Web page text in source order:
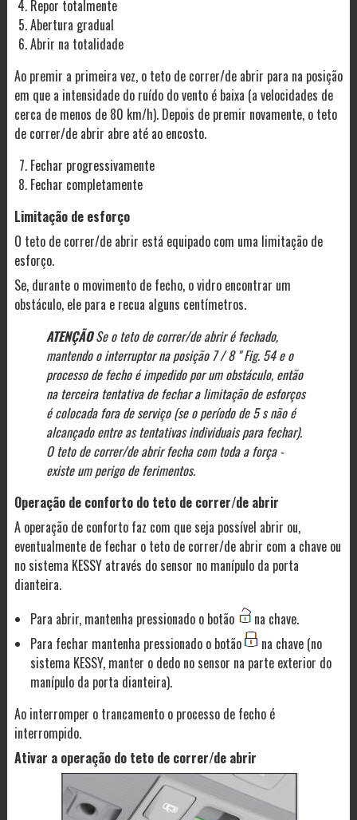
Repor totalmente
Abertura gradual
Abrir na totalidade
Ao premir a primeira vez, o teto de correr/de abrir para na posição
em que a intensidade do ruído do vento é baixa (a velocidades de
cerca de menos de 80 km/h). Depois de premir novamente, o teto
de correr/de abrir abre até ao encosto.
Fechar progressivamente
Fechar completamente
Limitação de esforço
O teto de correr/de abrir está equipado com uma limitação de
esforço.
Se, durante o movimento de fecho, o vidro encontrar um
obstáculo, ele para e recua alguns centímetros.
ATENÇÃOSe o teto de correr/de abrir é fechado,
mantendo o interruptor na posição 7 / 8 " Fig. 54 e o
processo de fecho é impedido por um obstáculo, então
na terceira tentativa de fechar a limitação de esforços
é colocada fora de serviço (se o período de 5 s não é
alcançado entre as tentativas individuais para fechar).
O teto de correr/de abrir fecha com toda a força -
existe um perigo de ferimentos.
Operação de conforto do teto de correr/de abrir
A operação de conforto faz com que seja possível abrir ou,
eventualmente de fechar o teto de correr/de abrir com a chave ou
no sistema KESSY através do sensor no manípulo da porta
dianteira.
Para abrir, mantenha pressionado o botão
na chave.
Para fechar mantenha pressionado o botão
na chave (no
sistema KESSY, manter o dedo no sensor na parte exterior do
manípulo da porta dianteira).
Ao interromper o trancamento o processo de fecho é
interrompido.
Ativar a operação do teto de correr/de abrir